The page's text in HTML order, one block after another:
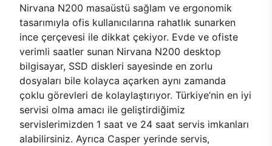
Nirvana N200 masaüstü sağlam ve ergonomik
tasarımıyla ofis kullanıcılarına rahatlık sunarken
ince çerçevesi ile dikkat çekiyor. Evde ve ofiste
verimli saatler sunan Nirvana N200 desktop
bilgisayar, SSD diskleri sayesinde en zorlu
dosyaları bile kolayca açarken aynı zamanda
çoklu görevleri de kolaylaştırıyor. Türkiye’nin en iyi
servisi olma amacı ile geliştirdiğimiz
servislerimizden 1 saat ve 24 saat servis imkanları
alabilirsiniz. Ayrıca Casper yerinde servis,